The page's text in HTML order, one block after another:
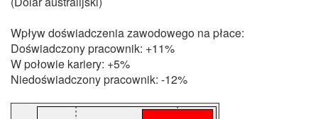
Wpływ doświadczenia zawodowego na płace:
Doświadczony pracownik: +11%
W połowie kariery: +5%
Niedoświadczony pracownik: -12%